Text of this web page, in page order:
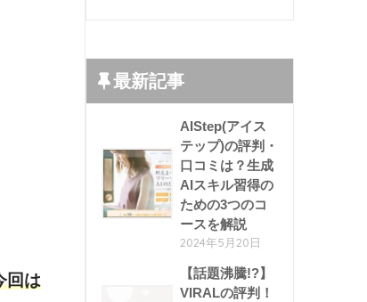
回は
最新記事
AIStep(アイス
テップ)の評判・
口コミは？生成
AIスキル習得の
ための3つのコ
ースを解説
2024年5月20日
【話題沸騰!?】
VIRALの評判！